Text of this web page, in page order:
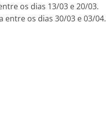
os dias 13/03 e 20/03.
entre os dias 30/03 e 03/04.